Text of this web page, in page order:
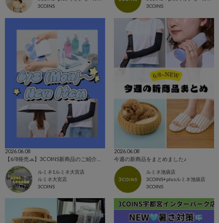
3COINS
3COINS
2026.06.08
ルミネ1ルミネ大宮店
ルミネ大宮店
3COINS
2026.06.08
今週の新商品をまとめました♪
ルミネ池袋店
3COINS+plusルミネ池袋店
3COINS